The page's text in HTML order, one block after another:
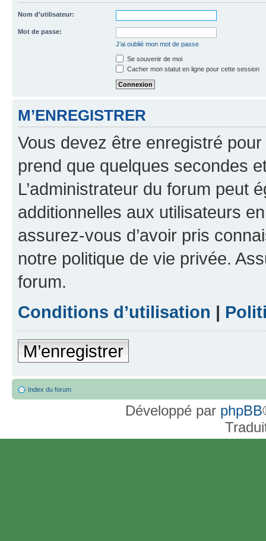
Nom d’utilisateur:
Mot de passe:
J’ai oublié mon mot de passe
Se souvenir de moi
Cacher mon statut en ligne pour cette session
M’ENREGISTRER
Vous devez être enregistré
prend que quelques secondes
L’administrateur du forum peut
additionnelles aux utilisateurs
assurez-vous d’avoir pris
notre politique de vie privée.
forum.
Conditions d’utilisation |
M’enregistrer
Index du forum
Développé par phpBB